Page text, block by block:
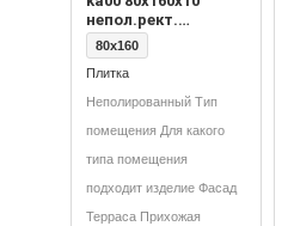
непол.рект.
(керамический
гранит)
80x160
Плитка
Неполированный Тип
помещения Для какого
типа помещения
подходит изделие Фасад
Терраса Прихожая